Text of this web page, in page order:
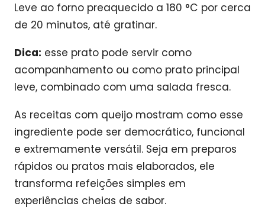
Leve ao forno preaquecido a 180 °C por cerca
de 20 minutos, até gratinar.
Dica: esse prato pode servir como
acompanhamento ou como prato principal
leve, combinado com uma salada fresca.
As receitas com queijo mostram como esse
ingrediente pode ser democrático, funcional
e extremamente versátil. Seja em preparos
rápidos ou pratos mais elaborados, ele
transforma refeições simples em
experiências cheias de sabor.